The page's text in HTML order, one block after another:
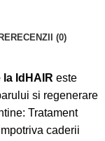
RECENZII (0)
IdHAIR este
si regenerare
Tratament
caderii